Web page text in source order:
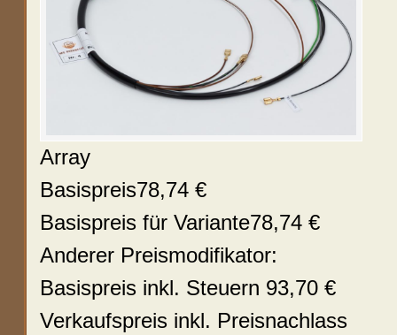
Array
Basispreis78,74 €
Basispreis für Variante78,74 €
Anderer Preismodifikator:
Basispreis inkl. Steuern 93,70 €
Verkaufspreis inkl. Preisnachlass